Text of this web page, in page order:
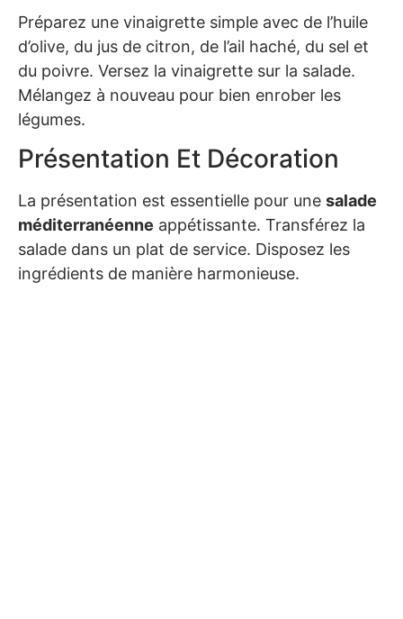
Préparez une vinaigrette simple avec de l’huile
d’olive, du jus de citron, de l’ail haché, du sel et
du poivre. Versez la vinaigrette sur la salade.
Mélangez à nouveau pour bien enrober les
légumes.
Présentation Et Décoration
La présentation est essentielle pour une salade
méditerranéenne appétissante. Transférez la
salade dans un plat de service. Disposez les
ingrédients de manière harmonieuse.